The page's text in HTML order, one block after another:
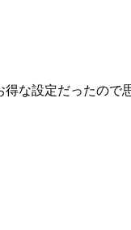
な設定だったので